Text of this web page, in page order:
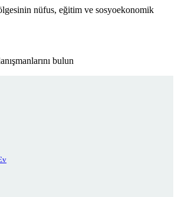
nüfus, eğitim ve sosyoekonomik
bulun